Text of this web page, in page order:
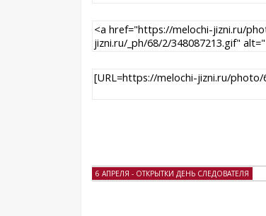
6 АПРЕЛЯ - ОТКРЫТКИ ДЕНЬ СЛЕДОВАТЕЛЯ